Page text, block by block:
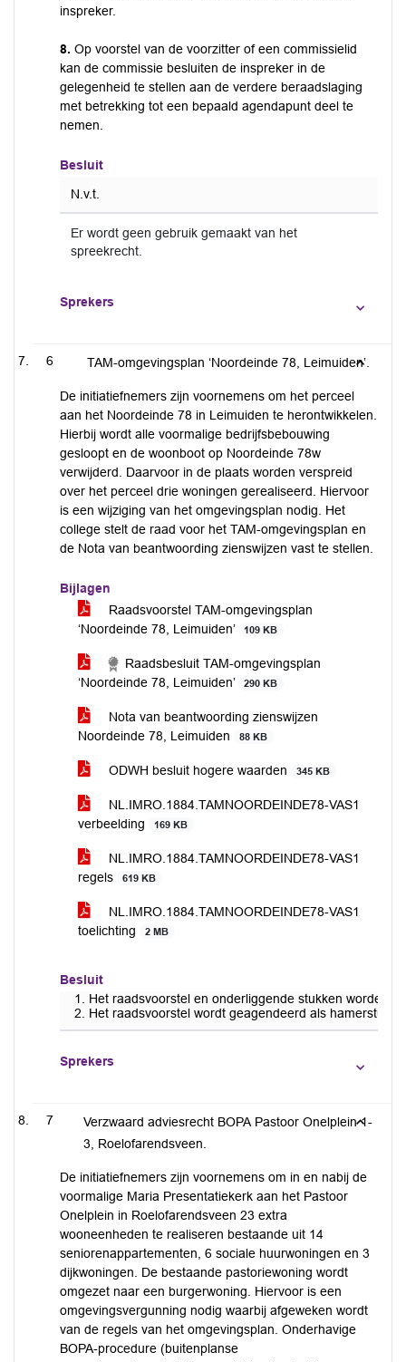
inspreker.
8. Op voorstel van de voorzitter of een commissielid
kan de commissie besluiten de inspreker in de
gelegenheid te stellen aan de verdere beraadslaging
met betrekking tot een bepaald agendapunt deel te
nemen.
Besluit
N.v.t.
Er wordt geen gebruik gemaakt van het
spreekrecht.
Sprekers
6 TAM-omgevingsplan ‘Noordeinde 78, Leimuiden’.
De initiatiefnemers zijn voornemens om het perceel
aan het Noordeinde 78 in Leimuiden te herontwikkelen.
Hierbij wordt alle voormalige bedrijfsbebouwing
gesloopt en de woonboot op Noordeinde 78w
verwijderd. Daarvoor in de plaats worden verspreid
over het perceel drie woningen gerealiseerd. Hiervoor
is een wijziging van het omgevingsplan nodig. Het
college stelt de raad voor het TAM-omgevingsplan en
de Nota van beantwoording zienswijzen vast te stellen.
Bijlagen
Raadsvoorstel TAM-omgevingsplan
‘Noordeinde 78, Leimuiden’
109 KB
Raadsbesluit TAM-omgevingsplan
‘Noordeinde 78, Leimuiden’
290 KB
Nota van beantwoording zienswijzen
Noordeinde 78, Leimuiden
88 KB
ODWH besluit hogere waarden 345 KB
NL.IMRO.1884.TAMNOORDEINDE78-VAS1
verbeelding
169 KB
NL.IMRO.1884.TAMNOORDEINDE78-VAS1
regels
619 KB
NL.IMRO.1884.TAMNOORDEINDE78-VAS1
toelichting
2 MB
Besluit
Het raadsvoorstel en onderliggende stukken worden
Het raadsvoorstel wordt geagendeerd als hamerstuk.
Sprekers
7
Verzwaard adviesrecht BOPA Pastoor Onelplein 1-
3, Roelofarendsveen.
De initiatiefnemers zijn voornemens om in en nabij de
voormalige Maria Presentatiekerk aan het Pastoor
Onelplein in Roelofarendsveen 23 extra
wooneenheden te realiseren bestaande uit 14
seniorenappartementen, 6 sociale huurwoningen en 3
dijkwoningen. De bestaande pastoriewoning wordt
omgezet naar een burgerwoning. Hiervoor is een
omgevingsvergunning nodig waarbij afgeweken wordt
van de regels van het omgevingsplan. Onderhavige
BOPA-procedure (buitenplanse